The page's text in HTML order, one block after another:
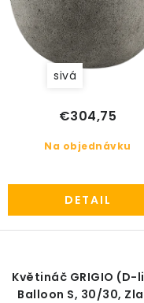
PRÍSLUŠENSTVO
KVETINÁČE
ZNAČKY
Obchodné podmienky
Podmienky ochrany
Spôsoby platby
o
v
sivá
Na objednávku
€304,75
DETAIL
Květináč GRIGIO (D-
Balloon S, 30/30,